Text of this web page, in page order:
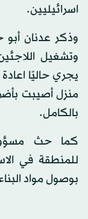
اسرائيليين.
وذكر عدنان أبو
وتشغيل
منزل أصيبت
بالكامل.
كما حث
للمنطقة في
بوصول مواد